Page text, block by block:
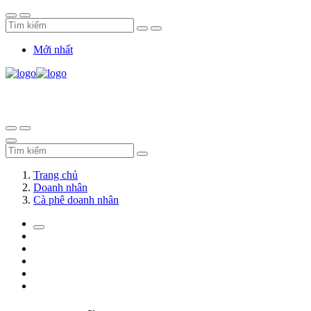
Mới nhất
Trang chủ
Doanh nhân
Cà phê doanh nhân